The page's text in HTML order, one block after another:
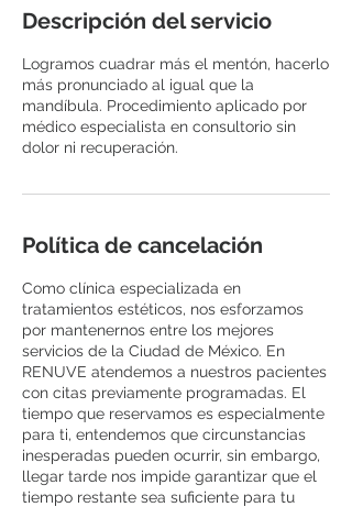
Descripción del servicio
Logramos cuadrar más el mentón, hacerlo
más pronunciado al igual que la
mandíbula. Procedimiento aplicado por
médico especialista en consultorio sin
dolor ni recuperación.
Política de cancelación
Como clínica especializada en
tratamientos estéticos, nos esforzamos
por mantenernos entre los mejores
servicios de la Ciudad de México. En
RENUVE atendemos a nuestros pacientes
con citas previamente programadas. El
tiempo que reservamos es especialmente
para ti, entendemos que circunstancias
inesperadas pueden ocurrir, sin embargo,
llegar tarde nos impide garantizar que el
tiempo restante sea suficiente para tu